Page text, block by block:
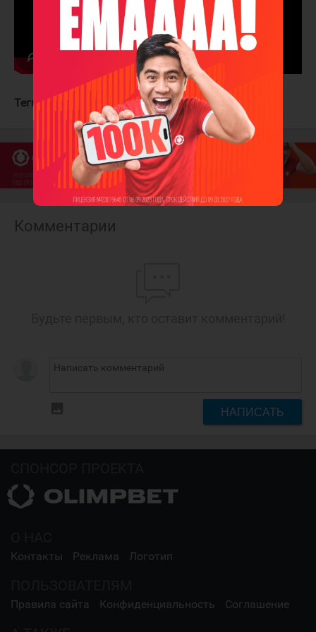
Теги: Вегас Голден Найтс Анахайм Дакс
Комментарии
НАПИСАТЬ
Контакты Реклама Логотип
Правила сайта Конфиденциальность Соглашение